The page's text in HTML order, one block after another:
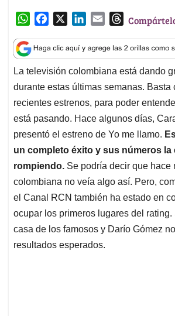
W
a
t
s
A
p
p
c
e
b
o
o
k
n
k
e
d
I
n
a
i
l
T
r
e
a
d
s
La televisión colombiana está dando
durante estas últimas semanas. Basta
recientes estrenos, para poder
está pasando. Hace algunos días,
presentó el estreno de Yo me llamo.
un completo éxito y sus números la
rompiendo. Se podría decir que hace
colombiana no veía algo así. Pero,
el Canal RCN también ha estado en
ocupar los primeros lugares del rating.
casa de los famosos y Darío Gómez
resultados esperados.